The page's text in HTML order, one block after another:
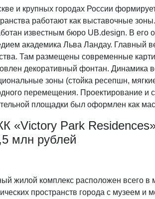
и крупных городах России
работают как выставочные
известным бюро UB.design. В его
академика Льва Ландау. Главный
Там размещены современные
декоративный фонтан. Динамика
зоны (стойка ресепшн,
перемещения. Проектирование и
площадки был оформлен как
«Victory Park
млн рублей
жилой комплекс расположен всего
пространств города с музеем